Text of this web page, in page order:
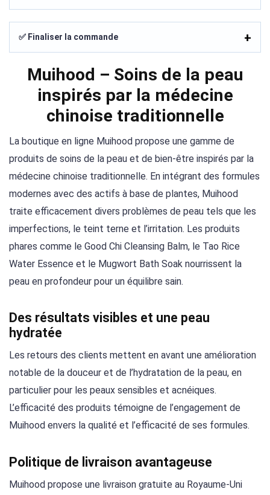
✅ Finaliser la commande
Muihood – Soins de la peau
inspirés par la médecine
chinoise traditionnelle
La boutique en ligne Muihood propose une gamme de
produits de soins de la peau et de bien-être inspirés par la
médecine chinoise traditionnelle. En intégrant des formules
modernes avec des actifs à base de plantes, Muihood
traite efficacement divers problèmes de peau tels que les
imperfections, le teint terne et l’irritation. Les produits
phares comme le Good Chi Cleansing Balm, le Tao Rice
Water Essence et le Mugwort Bath Soak nourrissent la
peau en profondeur pour un équilibre sain.
Des résultats visibles et une peau
hydratée
Les retours des clients mettent en avant une amélioration
notable de la douceur et de l’hydratation de la peau, en
particulier pour les peaux sensibles et acnéiques.
L’efficacité des produits témoigne de l’engagement de
Muihood envers la qualité et l’efficacité de ses formules.
Politique de livraison avantageuse
Muihood propose une livraison gratuite au Royaume-Uni